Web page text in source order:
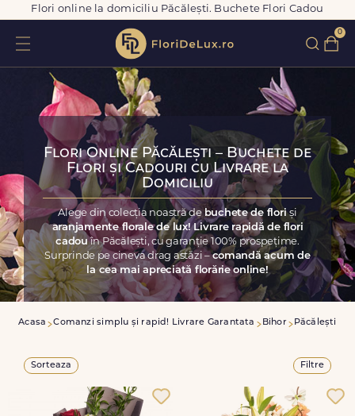
Flori online la domiciliu Păcălești. Buchete Flori Cadou
0
Flori Online Păcălești – Buchete de
Flori și Cadouri cu Livrare la
Domiciliu
Alege din colecția noastră de buchete de floriși
aranjamente florale de lux! Livrare rapidă de flori
cadouîn Păcălești, cu garanție 100% prospețime.
Surprinde pe cineva drag astăzi –comandă acum de
la cea mai apreciată florărie online!
Acasa Comanzi simplu și rapid! Livrare Garantata Bihor Păcălești
Sorteaza Filtre